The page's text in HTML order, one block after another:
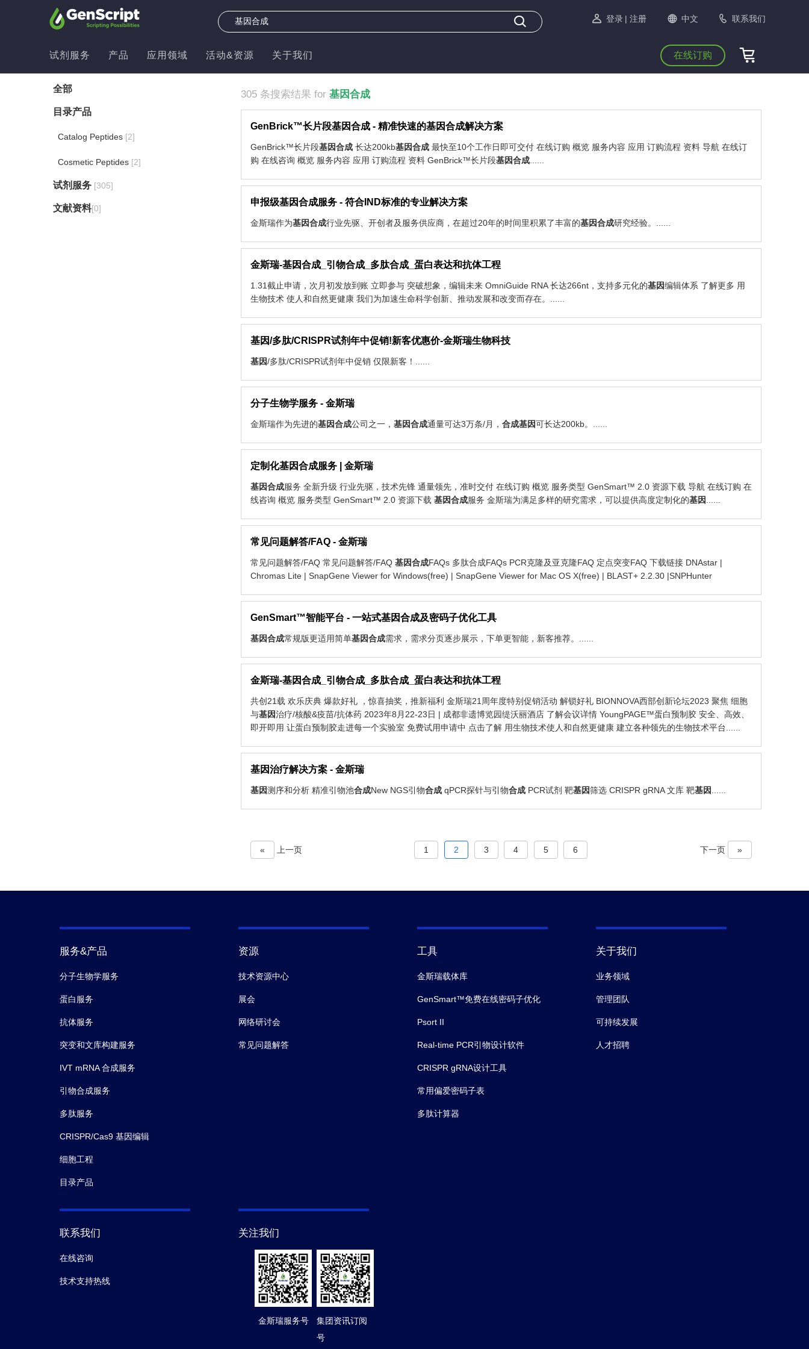
登录 | 注册 中文 联系我们
试剂服务 产品 应用领域 活动&资源 关于我们 在线订购
全部
目录产品
Catalog Peptides [2]
Cosmetic Peptides [2]
试剂服务 [305]
文献资料[0]
305 条搜索结果 for 基因合成
GenBrick™长片段基因合成- 精准快速的基因合成解决方案
GenBrick™长片段基因合成长达200kb基因合成最快至10个工作日即可交付 在线订购 概览 服务内容 应用 订购流程 资料 导航 在线订
购 在线咨询 概览 服务内容 应用 订购流程 资料 GenBrick™长片段基因合成......
申报级基因合成服务 - 符合IND标准的专业解决方案
金斯瑞作为基因合成行业先驱、开创者及服务供应商，在超过20年的时间里积累了丰富的基因合成研究经验。......
金斯瑞-基因合成_引物合成_多肽合成_蛋白表达和抗体工程
1.31截止申请，次月初发放到账 立即参与 突破想象，编辑未来 OmniGuide RNA 长达266nt，支持多元化的基因编辑体系 了解更多 用
生物技术 使人和自然更健康 我们为加速生命科学创新、推动发展和改变而存在。......
基因/多肽/CRISPR试剂年中促销!新客优惠价-金斯瑞生物科技
基因/多肽/CRISPR试剂年中促销 仅限新客！......
分子生物学服务 - 金斯瑞
金斯瑞作为先进的基因合成公司之一， 基因合成通量可达3万条/月， 合成基因可长达200kb。......
定制化基因合成服务 | 金斯瑞
基因合成服务 全新升级 行业先驱，技术先锋 通量领先，准时交付 在线订购 概览 服务类型 GenSmart™ 2.0 资源下载 导航 在线订购 在
线咨询 概览 服务类型 GenSmart™ 2.0 资源下载 基因合成服务 金斯瑞为满足多样的研究需求，可以提供高度定制化的基因
常见问题解答/FAQ - 金斯瑞
常见问题解答/FAQ 常见问题解答/FAQ 基因合成FAQs 多肽合成FAQs PCR克隆及亚克隆FAQ 定点突变FAQ 下载链接 DNAstar |
Chromas Lite | SnapGene Viewer for Windows(free) | SnapGene Viewer for Mac OS X(free) | BLAST+ 2.2.30 |SNPHunter
GenSmart™智能平台 - 一站式基因合成及密码子优化工具
基因合成常规版更适用简单基因合成需求，需求分页逐步展示，下单更智能，新客推荐。......
金斯瑞-基因合成_引物合成_多肽合成_蛋白表达和抗体工程
共创21载 欢乐庆典 爆款好礼 ，惊喜抽奖，推新福利 金斯瑞21周年度特别促销活动 解锁好礼 BIONNOVA西部创新论坛2023 聚焦 细胞
与基因治疗/核酸&疫苗/抗体药 2023年8月22-23日 | 成都非遗博览园缇沃丽酒店 了解会议详情 YoungPAGE™蛋白预制胶 安全、高效、
即开即用 让蛋白预制胶走进每一个实验室 免费试用申请中 点击了解 用生物技术使人和自然更健康 建立各种领先的生物技术平台......
基因治疗解决方案 - 金斯瑞
基因测序和分析 精准引物池合成New NGS引物合成qPCR探针与引物合成PCR试剂 靶基因筛选 CRISPR gRNA 文库 靶基因
« 上一页 1 2 3 4 5 6 下一页 »
服务&产品
分子生物学服务
蛋白服务
抗体服务
突变和文库构建服务
IVT mRNA 合成服务
引物合成服务
多肽服务
CRISPR/Cas9 基因编辑
细胞工程
目录产品
资源
技术资源中心
展会
网络研讨会
常见问题解答
工具
金斯瑞载体库
GenSmart™免费在线密码子优化
Psort II
Real-time PCR引物设计软件
CRISPR gRNA设计工具
常用偏爱密码子表
多肽计算器
关于我们
业务领域
管理团队
可持续发展
人才招聘
联系我们
在线咨询
技术支持热线
关注我们
金斯瑞服务号
集团资讯订阅
号